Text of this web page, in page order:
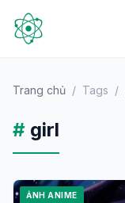
Trang chủ / Tags /
# girl
ẢNH ANIME